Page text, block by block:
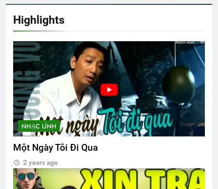
3 Years Ago
Creat new account
2 Years Ago
Một tài liệu về TVBQGVN
3 Years Ago
TAY ANH EM HÃY TỰA ĐẦU
Highlights
NHẠC LÍNH
Một Ngày Tôi Đi Qua
2 years ago